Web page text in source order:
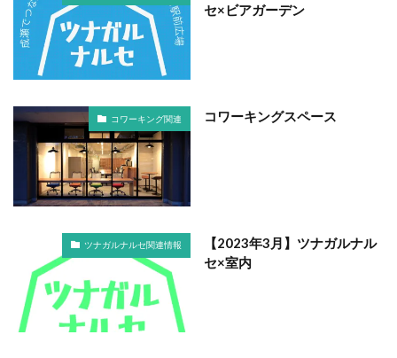
セ×ビアガーデン
コワーキング関連 コワーキングスペース
ツナガルナルセ関連情報
【2023年3月】ツナガルナル
セ×室内